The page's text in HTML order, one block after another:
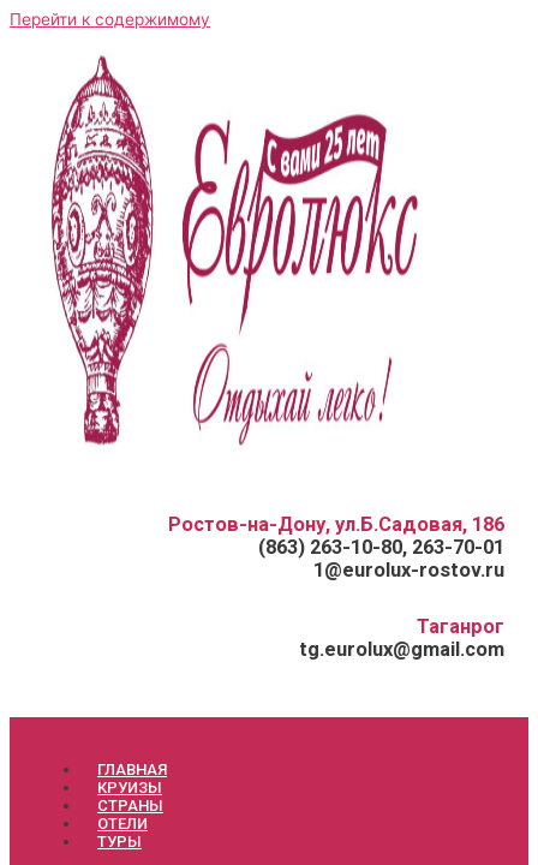
Перейти к содержимому
Ростов-на-Дону, ул.Б.Садовая, 186
(863) 263-10-80, 263-70-01
1@eurolux-rostov.ru
Таганрог
tg.eurolux@gmail.com
ГЛАВНАЯ
КРУИЗЫ
СТРАНЫ
ОТЕЛИ
ТУРЫ